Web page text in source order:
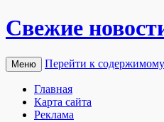
Свежие
Меню Перейти к содержимому
Главная
Карта сайта
Реклама